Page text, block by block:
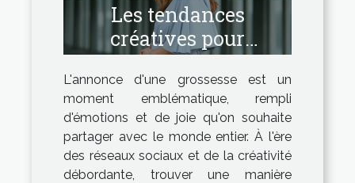
Les tendances
créatives pour
annoncer une
grossesse en 2023
L'annonce d'une grossesse est un
moment emblématique, rempli
d'émotions et de joie qu'on souhaite
partager avec le monde entier. À l'ère
des réseaux sociaux et de la créativité
débordante, trouver une manière